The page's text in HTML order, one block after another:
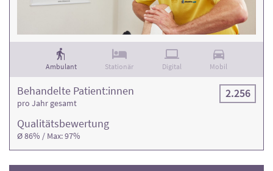
Ambulant Stationär Digital Mobil
Qualitäts­bewertung
Ø 86% / Max: 97%
Behandelte Patient:innen
pro Jahr gesamt
2.256